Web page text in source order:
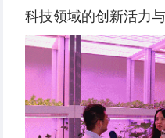
科技领域的创新活力